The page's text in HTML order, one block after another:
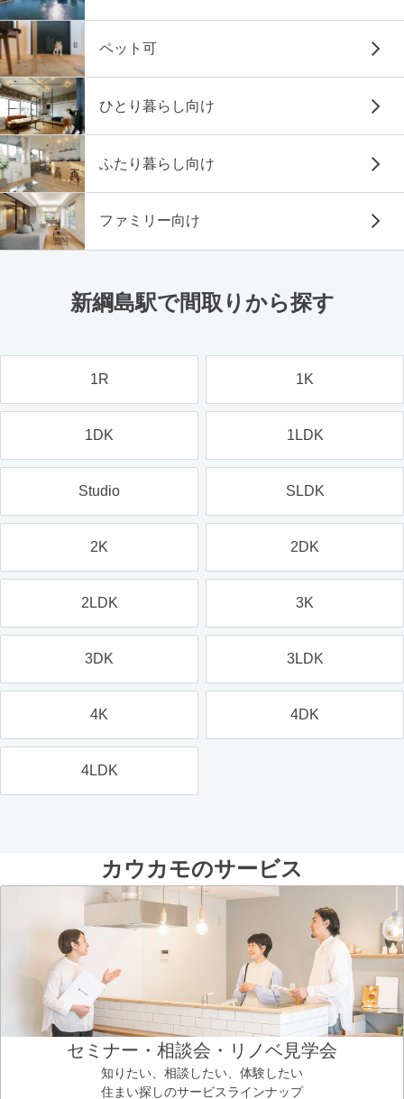
ペット可
ひとり暮らし向け
ふたり暮らし向け
ファミリー向け
新綱島駅で間取りから探す
1R 1K
1DK 1LDK
Studio SLDK
2K 2DK
2LDK 3K
3DK 3LDK
4K 4DK
4LDK
カウカモのサービス
セミナー・相談会・リノベ見学会
知りたい、相談したい、体験したい
住まい探しのサービスラインナップ